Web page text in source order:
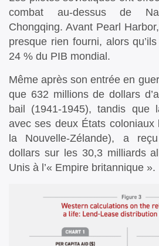
combat au-dessus de
Chongqing. Avant Pearl
presque rien fourni, alors
24 % du PIB mondial.
Même après son entrée en
que 632 millions de dollars
bail (1941-1945), tandis que
avec ses deux États coloniaux
la Nouvelle-Zélande), a
dollars sur les 30,3 milliards
Unis à l’« Empire britannique ».